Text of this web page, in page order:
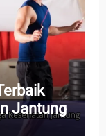
Jantung